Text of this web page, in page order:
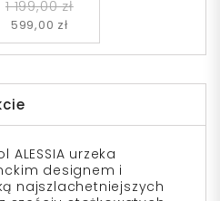
W4
1 199,00 zł
599,00 zł
ALESSIA urzeka
designem i
najszlachetniejszych